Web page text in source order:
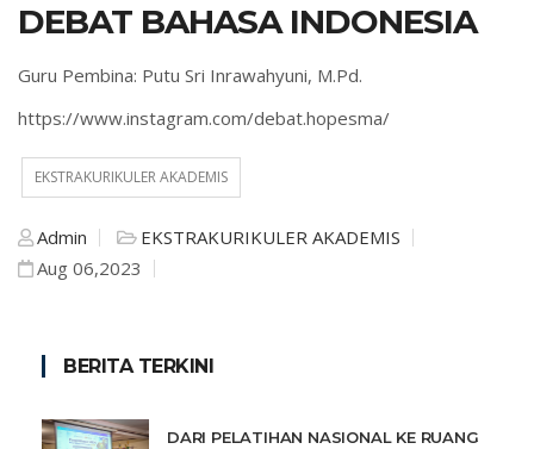
DEBAT BAHASA INDONESIA
Guru Pembina: Putu Sri Inrawahyuni, M.Pd.
https://www.instagram.com/debat.hopesma/
EKSTRAKURIKULER AKADEMIS
Admin
EKSTRAKURIKULER AKADEMIS
Aug 06,2023
BERITA TERKINI
DARI PELATIHAN NASIONAL KE RUANG